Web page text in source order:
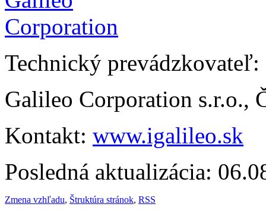
Technický prevádzkovateľ:
Galileo Corporation s.r.o.,
Kontakt: www.igalileo.sk
Posledná aktualizácia:
Zmena vzhľadu, Štruktúra stránok, RSS